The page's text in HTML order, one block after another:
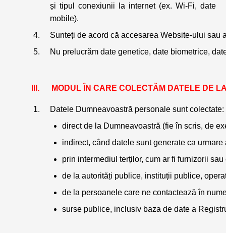
și tipul conexiunii la internet (ex. Wi-Fi, date
mobile).
Sunteți de acord că accesarea Website-ului sau
Nu prelucrăm date genetice, date biometrice,
MODUL ÎN CARE COLECTĂM DATELE DE
Datele Dumneavoastră personale sunt colectate:
direct de la Dumneavoastră (fie în scris, de
indirect, când datele sunt generate ca
prin intermediul terților, cum ar fi furnizorii
de la autorități publice, instituții publice,
de la persoanele care ne contactează în
surse publice, inclusiv baza de date a